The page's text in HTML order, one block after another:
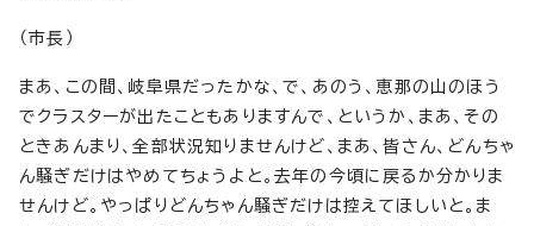
（市長）
まあ、この間、岐阜県だったかな、で、あのう、恵那の山のほう
でクラスターが出たこともありますんで、というか、まあ、その
ときあんまり、全部状況知りませんけど、まあ、皆さん、どんちゃ
ん騒ぎだけはやめてちょうよと。去年の今頃に戻るか分かりま
せんけど。やっぱりどんちゃん騒ぎだけは控えてほしいと。ま